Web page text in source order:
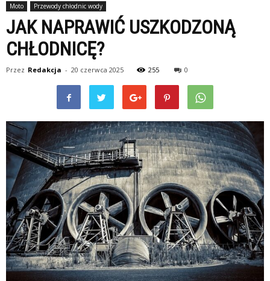
Moto Przewody chłodnic wody
JAK NAPRAWIĆ USZKODZONĄ
CHŁODNICĘ?
Przez Redakcja - 20 czerwca 2025 255 0